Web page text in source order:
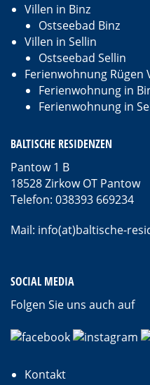
Villen in Binz
Ostseebad Binz
Villen in Sellin
Ostseebad Sellin
Ferienwohnung
Ferienwohnung in
Ferienwohnung in
BALTISCHE RESIDENZEN
Pantow 1 B
18528 Zirkow OT Pantow
Telefon: 038393 669234
Mail: info(at)baltische-
SOCIAL MEDIA
Folgen Sie uns auch auf
Kontakt